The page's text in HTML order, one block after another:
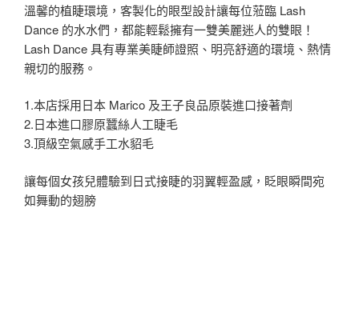
溫馨的植睫環境，客製化的眼型設計讓每位蒞臨 Lash
Dance 的水水們，都能輕鬆擁有一雙美麗迷人的雙眼！
Lash Dance 具有專業美睫師證照、明亮舒適的環境、熱情
親切的服務。
1.本店採用日本 Marico 及王子良品原裝進口接著劑
2.日本進口膠原蠶絲人工睫毛
3.頂級空氣感手工水貂毛
讓每個女孩兒體驗到日式接睫的羽翼輕盈感，眨眼瞬間宛
如舞動的翅膀